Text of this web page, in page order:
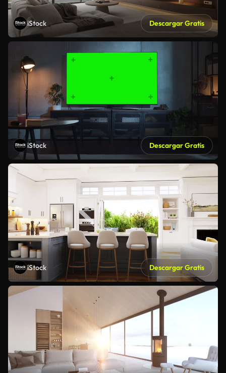
iStock Descargar Gratis
iStock Descargar Gratis
iStock Descargar Gratis